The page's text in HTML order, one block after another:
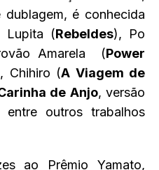
é conhecida
Lupita (Rebeldes), Po
Amarela (Power
Chihiro (A Viagem de
de Anjo, versão
entre outros trabalhos
ao Prêmio Yamato,